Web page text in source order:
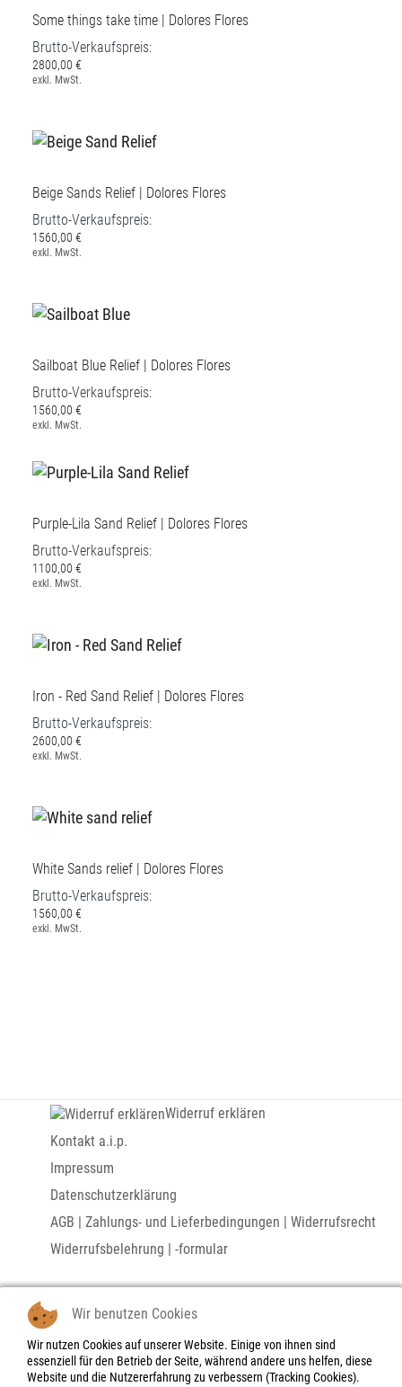
Some things take time | Dolores Flores
Brutto-Verkaufspreis:
2800,00 €
exkl. MwSt.
Beige Sands Relief | Dolores Flores
Brutto-Verkaufspreis:
1560,00 €
exkl. MwSt.
Sailboat Blue Relief | Dolores Flores
Brutto-Verkaufspreis:
1560,00 €
exkl. MwSt.
Purple-Lila Sand Relief | Dolores Flores
Brutto-Verkaufspreis:
1100,00 €
exkl. MwSt.
Iron - Red Sand Relief | Dolores Flores
Brutto-Verkaufspreis:
2600,00 €
exkl. MwSt.
White Sands relief | Dolores Flores
Brutto-Verkaufspreis:
1560,00 €
exkl. MwSt.
Widerruf erklären
Kontakt a.i.p.
Impressum
Datenschutzerklärung
AGB | Zahlungs- und Lieferbedingungen | Widerrufsrecht
Widerrufsbelehrung | -formular
Marius D. Kettler
- Bilder und Serigraphien - Actuismus
Wir benutzen Cookies
Wir nutzen Cookies auf unserer Website. Einige von ihnen sind
essenziell für den Betrieb der Seite, während andere uns helfen, diese
Website und die Nutzererfahrung zu verbessern (Tracking Cookies).